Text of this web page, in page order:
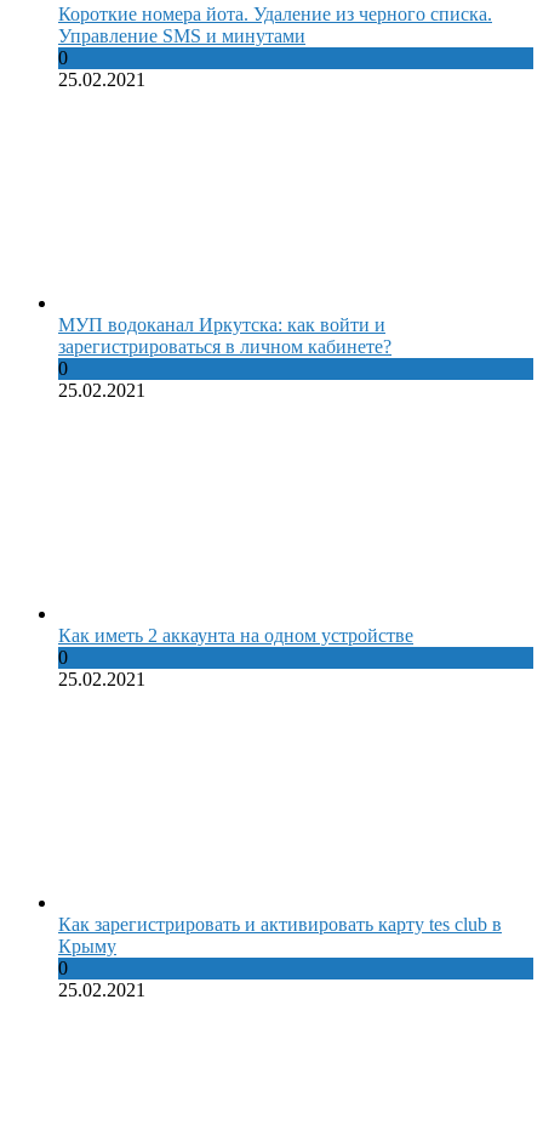
Короткие номера йота. Удаление из черного списка.
Управление SMS и минутами
0
25.02.2021
МУП водоканал Иркутска: как войти и
зарегистрироваться в личном кабинете?
0
25.02.2021
Как иметь 2 аккаунта на одном устройстве
0
25.02.2021
Как зарегистрировать и активировать карту tes club в
Крыму
0
25.02.2021